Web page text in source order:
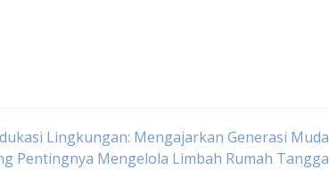
Lingkungan: Mengajarkan Generasi Muda
Pentingnya Mengelola Limbah Rumah Tangga